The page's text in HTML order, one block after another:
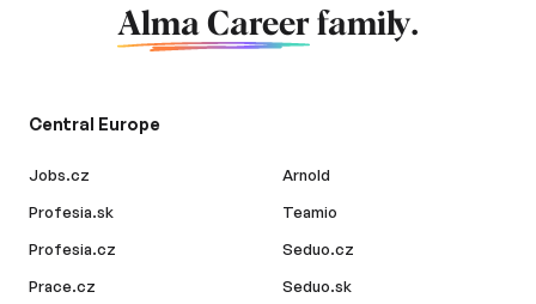
Alma Career family.
Central Europe
Jobs.cz
Profesia.sk
Profesia.cz
Prace.cz
Arnold
Teamio
Seduo.cz
Seduo.sk